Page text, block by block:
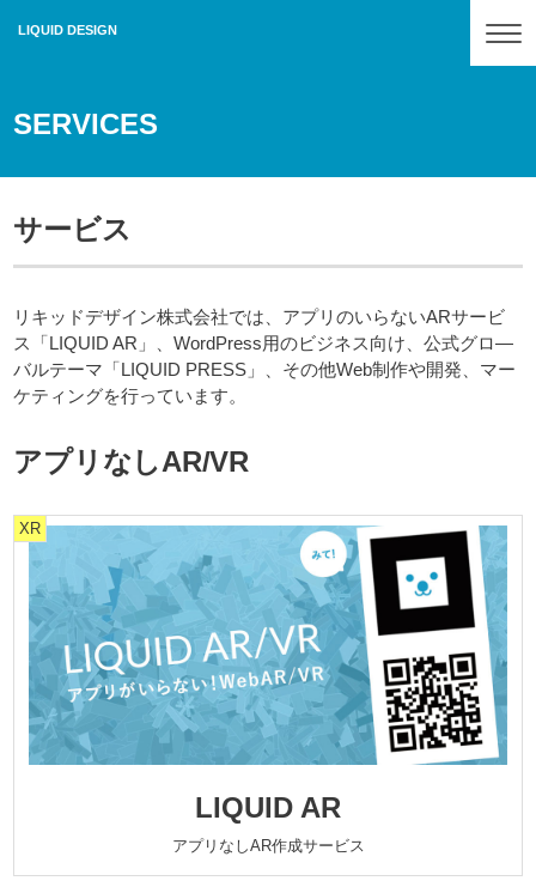
LIQUID DESIGN
SERVICES
サービス
リキッドデザイン株式会社では、アプリのいらないARサービ
ス「LIQUID AR」、WordPress用のビジネス向け、公式グロ―
バルテーマ「LIQUID PRESS」、その他Web制作や開発、マー
ケティングを行っています。
アプリなしAR/VR
LIQUID AR
アプリなしAR作成サービス
XR